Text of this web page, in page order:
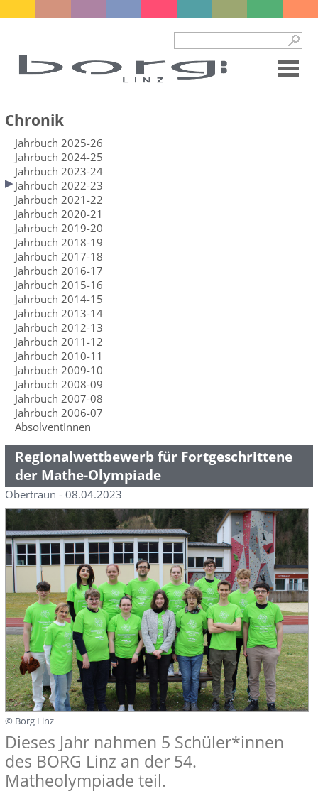
Chronik
Jahrbuch 2025-26
Jahrbuch 2024-25
Jahrbuch 2023-24
Jahrbuch 2022-23
Jahrbuch 2021-22
Jahrbuch 2020-21
Jahrbuch 2019-20
Jahrbuch 2018-19
Jahrbuch 2017-18
Jahrbuch 2016-17
Jahrbuch 2015-16
Jahrbuch 2014-15
Jahrbuch 2013-14
Jahrbuch 2012-13
Jahrbuch 2011-12
Jahrbuch 2010-11
Jahrbuch 2009-10
Jahrbuch 2008-09
Jahrbuch 2007-08
Jahrbuch 2006-07
AbsolventInnen
Regionalwettbewerb für Fortgeschrittene
der Mathe-Olympiade
Obertraun - 08.04.2023
© Borg Linz
Dieses Jahr nahmen 5 Schüler*innen
des BORG Linz an der 54.
Matheolympiade teil.